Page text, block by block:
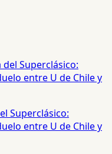
Superclásico:
entre U de Chile y